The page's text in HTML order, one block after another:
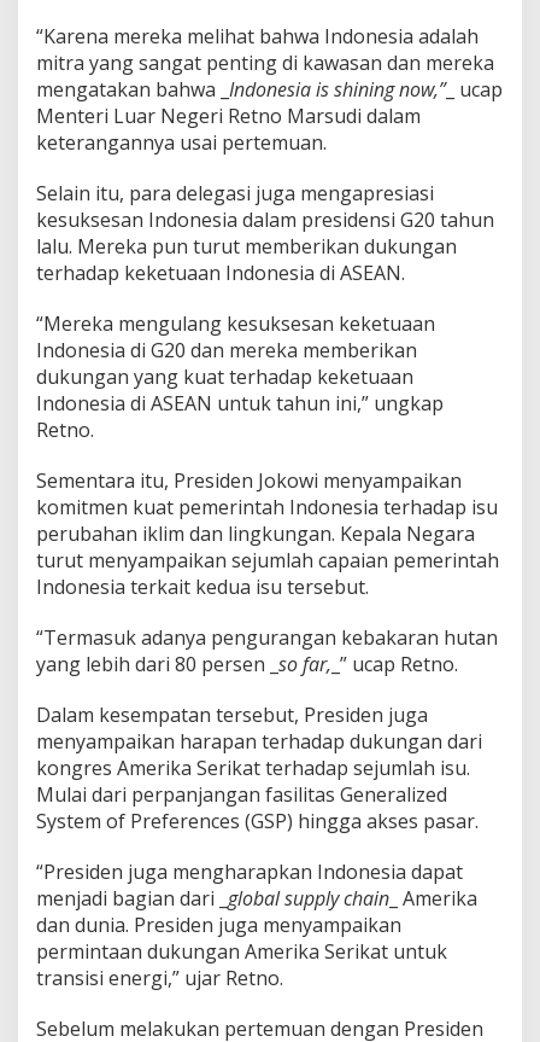
“Karena mereka melihat bahwa Indonesia adalah
mitra yang sangat penting di kawasan dan mereka
mengatakan bahwa _ Indonesia is shining now,”_ ucap
Menteri Luar Negeri Retno Marsudi dalam
keterangannya usai pertemuan.
Selain itu, para delegasi juga mengapresiasi
kesuksesan Indonesia dalam presidensi G20 tahun
lalu. Mereka pun turut memberikan dukungan
terhadap keketuaan Indonesia di ASEAN.
“Mereka mengulang kesuksesan keketuaan
Indonesia di G20 dan mereka memberikan
dukungan yang kuat terhadap keketuaan
Indonesia di ASEAN untuk tahun ini,” ungkap
Retno.
Sementara itu, Presiden Jokowi menyampaikan
komitmen kuat pemerintah Indonesia terhadap isu
perubahan iklim dan lingkungan. Kepala Negara
turut menyampaikan sejumlah capaian pemerintah
Indonesia terkait kedua isu tersebut.
“Termasuk adanya pengurangan kebakaran hutan
yang lebih dari 80 persen _ so far, _” ucap Retno.
Dalam kesempatan tersebut, Presiden juga
menyampaikan harapan terhadap dukungan dari
kongres Amerika Serikat terhadap sejumlah isu.
Mulai dari perpanjangan fasilitas Generalized
System of Preferences (GSP) hingga akses pasar.
“Presiden juga mengharapkan Indonesia dapat
menjadi bagian dari _ global supply chain _ Amerika
dan dunia. Presiden juga menyampaikan
permintaan dukungan Amerika Serikat untuk
transisi energi,” ujar Retno.
Sebelum melakukan pertemuan dengan Presiden